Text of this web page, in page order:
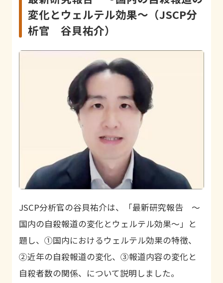
変化とウェルテル効果～（JSCP分
析官 谷貝祐介）
JSCP分析官の谷貝祐介は、「最新研究報告 ～
国内の自殺報道の変化とウェルテル効果～」と
題し、①国内におけるウェルテル効果の特徴、
②近年の自殺報道の変化、③報道内容の変化と
自殺者数の関係、について説明しました。